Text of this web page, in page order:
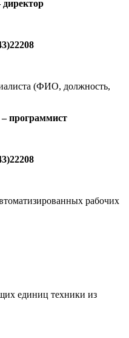
(ФИО, должность,
программист
рабочих
единиц техники из